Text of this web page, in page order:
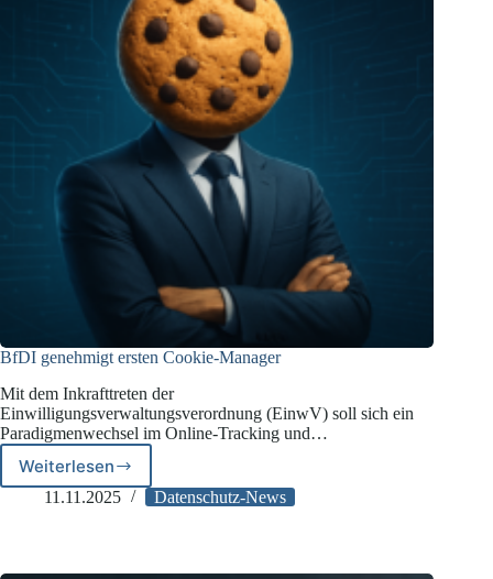
müssen
BfDI genehmigt ersten Cookie-Manager
Mit dem Inkrafttreten der
Einwilligungsverwaltungsverordnung (EinwV) soll sich ein
Paradigmenwechsel im Online-Tracking und…
Weiterlesen
BfDI
genehmigt
11.11.2025 Datenschutz-News